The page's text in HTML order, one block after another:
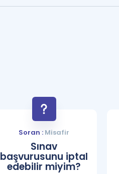
Soran : Misafir
Sınav
başvurusunu iptal
edebilir miyim?